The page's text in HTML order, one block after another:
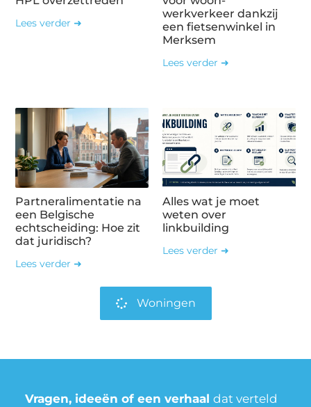
Lees verder ➜
werkverkeer dankzij
een fietsenwinkel in
Merksem
Lees verder ➜
Partneralimentatie na
een Belgische
echtscheiding: Hoe zit
dat juridisch?
Lees verder ➜
Alles wat je moet
weten over
linkbuilding
Lees verder ➜
Woningen
Vragen, ideeën of een verhaal dat verteld